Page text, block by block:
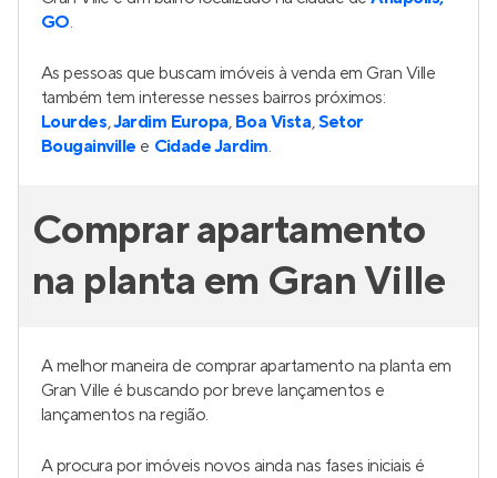
GO.
As pessoas que buscam imóveis à venda em Gran Ville
também tem interesse nesses bairros próximos:
Lourdes,Jardim Europa, Boa Vista,Setor
Bougainville e Cidade Jardim.
Comprar apartamento
na planta em Gran Ville
A melhor maneira de comprar apartamento na planta em
Gran Ville é buscando por breve lançamentos e
lançamentos na região.
A procura por imóveis novos ainda nas fases iniciais é